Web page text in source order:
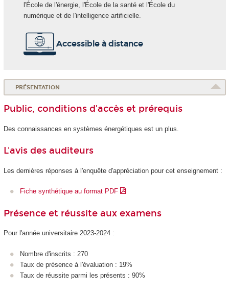
l'École de l'énergie, l'École de la santé et l'École du
numérique et de l'intelligence artificielle.
Accessible à distance
PRÉSENTATION
Public, conditions d’accès et prérequis
Des connaissances en systèmes énergétiques est un plus.
L'avis des auditeurs
Les dernières réponses à l'enquête d'appréciation pour cet enseignement :
Fiche synthétique au format PDF
Présence et réussite aux examens
Pour l'année universitaire 2023-2024 :
Nombre d'inscrits : 270
Taux de présence à l'évaluation : 19%
Taux de réussite parmi les présents : 90%